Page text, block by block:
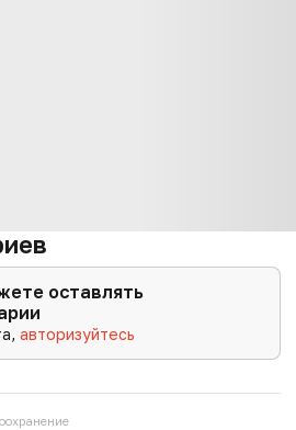
оставлять
авторизуйтесь